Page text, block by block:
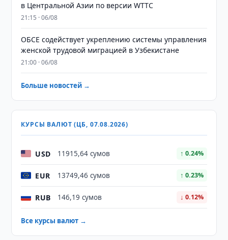
в Центральной Азии по версии WTTC
21:15 · 06/08
ОБСЕ содействует укреплению системы управления
женской трудовой миграцией в Узбекистане
21:00 · 06/08
Больше новостей →
КУРСЫ ВАЛЮТ (ЦБ, 07.08.2026)
USD 11915,64 сумов ↑ 0.24%
EUR 13749,46 сумов ↑ 0.23%
RUB 146,19 сумов ↓ 0.12%
Все курсы валют →